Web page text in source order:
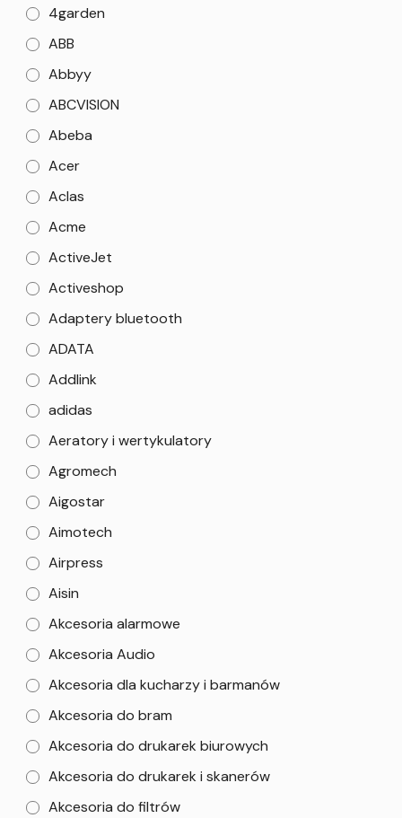
4garden
ABB
Abbyy
ABCVISION
Abeba
Acer
Aclas
Acme
ActiveJet
Activeshop
Adaptery bluetooth
ADATA
Addlink
adidas
Aeratory i wertykulatory
Agromech
Aigostar
Aimotech
Airpress
Aisin
Akcesoria alarmowe
Akcesoria Audio
Akcesoria dla kucharzy i barmanów
Akcesoria do bram
Akcesoria do drukarek biurowych
Akcesoria do drukarek i skanerów
Akcesoria do filtrów